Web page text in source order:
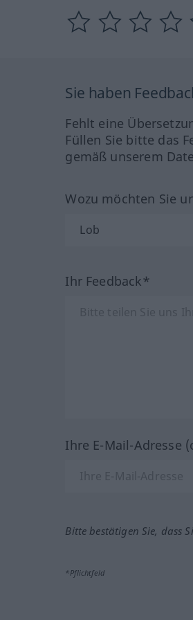
Sie haben
Fehlt eine
Füllen Sie bitte das
gemäß unserem
Wozu möchten Sie
Ihr Feedback*
Ihre E-Mail-Adresse
Bitte bestätigen Sie, dass
*Pflichtfeld